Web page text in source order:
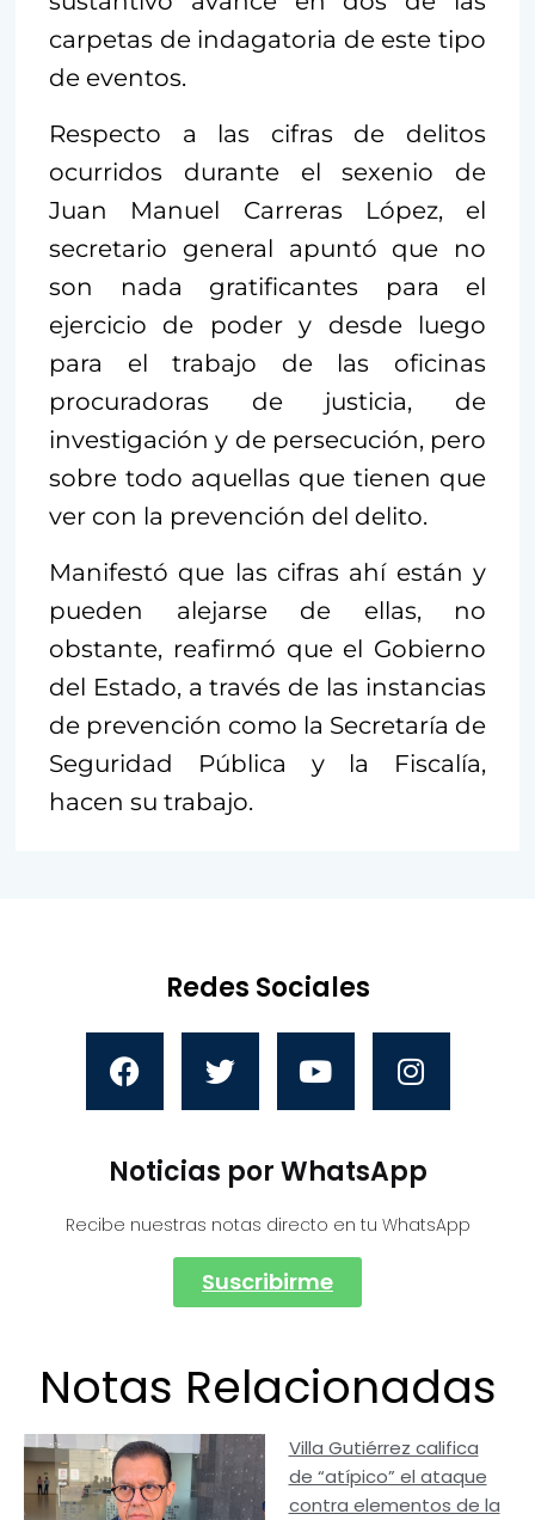
carpetas de indagatoria de este tipo
de eventos.
Respecto a las cifras de delitos
ocurridos durante el sexenio de
Juan Manuel Carreras López, el
secretario general apuntó que no
son nada gratificantes para el
ejercicio de poder y desde luego
para el trabajo de las oficinas
procuradoras de justicia, de
investigación y de persecución, pero
sobre todo aquellas que tienen que
ver con la prevención del delito.
Manifestó que las cifras ahí están y
pueden alejarse de ellas, no
obstante, reafirmó que el Gobierno
del Estado, a través de las instancias
de prevención como la Secretaría de
Seguridad Pública y la Fiscalía,
hacen su trabajo.
Redes Sociales
Noticias por WhatsApp
Recibe nuestras notas directo en tu WhatsApp
Suscribirme
Notas Relacionadas
Villa Gutiérrez califica
de “atípico” el ataque
contra elementos de la